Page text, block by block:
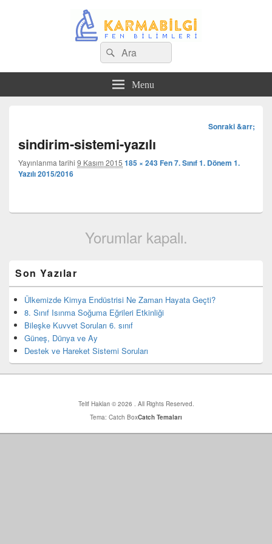
Search
for:
Ara
Menu
Görsel
Sonraki &arr;
sindirim-sistemi-yazılı
Yayınlanma tarihi 9 Kasım 2015 185 × 243Fen 7. Sınıf 1. Dönem 1.
Yazılı 2015/2016
Yorumlar kapalı.
yan
bar
eklenti
bölgesi
Son Yazılar
Ülkemizde Kimya Endüstrisi Ne Zaman Hayata Geçti?
8. Sınıf Isınma Soğuma Eğrileri Etkinliği
Bileşke Kuvvet Soruları 6. sınıf
Güneş, Dünya ve Ay
Destek ve Hareket Sistemi Soruları
Telif Hakları © 2026 . All Rights Reserved.
Tema: Catch BoxCatch Temaları